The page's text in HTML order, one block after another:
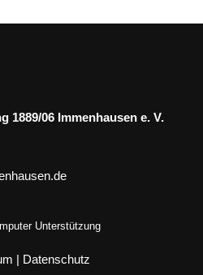
1889/06 Immenhausen e. V.
Unterstützung
| Datenschutz